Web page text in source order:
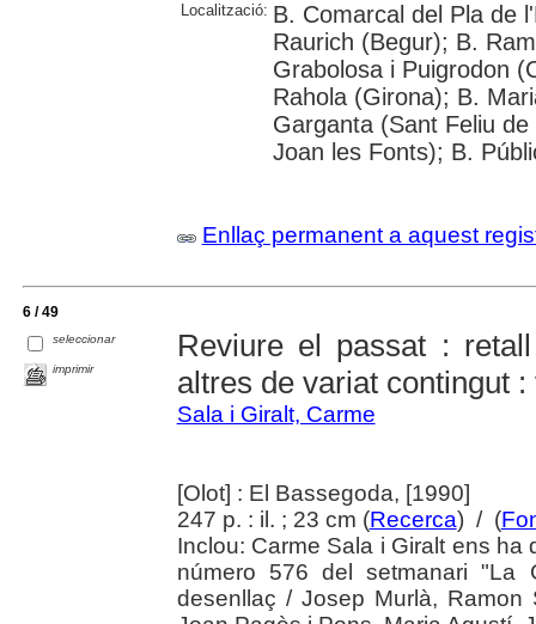
Localització: B. Comarcal del Pla de
Raurich (Begur); B.
Grabolosa i Puigrodon
Rahola (Girona); B.
Garganta (Sant Feliu
Joan les Fonts); B.
Enllaç permanent a aquest
6 / 49
seleccionar
imprimir
Reviure el passat :
altres de variat contingut :
Sala i Giralt, Carme
[Olot] : El Bassegoda, [1990]
247 p. : il. ; 23 cm (Recerca) / (
Inclou: Carme Sala i Giralt ens
número 576 del setmanari "La
desenllaç / Josep Murlà,